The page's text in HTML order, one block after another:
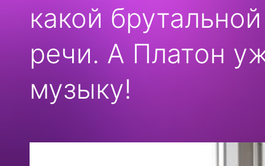
какой
речи. А Платон
музыку!